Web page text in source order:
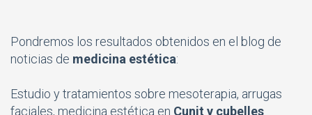
Pondremos los resultados obtenidos en el blog de
noticias de medicina estética:
Estudio y tratamientos sobre mesoterapia, arrugas
faciales, medicina estética en Cunit y cubelles